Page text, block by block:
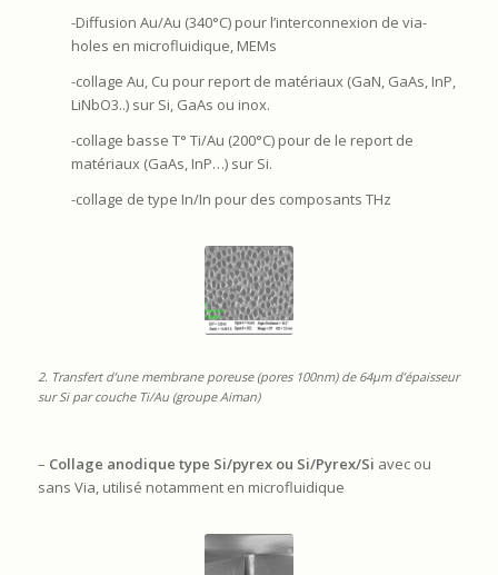
-Diffusion Au/Au (340°C) pour l’interconnexion de via-
holes en microfluidique, MEMs
-collage Au, Cu pour report de matériaux (GaN, GaAs, InP,
LiNbO3..) sur Si, GaAs ou inox.
-collage basse T° Ti/Au (200°C) pour de le report de
matériaux (GaAs, InP…) sur Si.
-collage de type In/In pour des composants THz
2. Transfert d’une membrane poreuse (pores 100nm) de 64µm d’épaisseur
sur Si par couche Ti/Au (groupe Aiman)
– Collage anodique type Si/pyrex ou Si/Pyrex/Si avec ou
sans Via, utilisé notamment en microfluidique